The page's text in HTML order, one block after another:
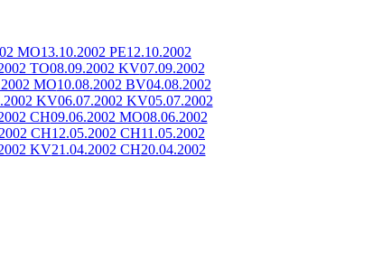
MO13.10.2002 PE12.10.2002
TO08.09.2002 KV07.09.2002
MO10.08.2002 BV04.08.2002
KV06.07.2002 KV05.07.2002
CH09.06.2002 MO08.06.2002
CH12.05.2002 CH11.05.2002
KV21.04.2002 CH20.04.2002